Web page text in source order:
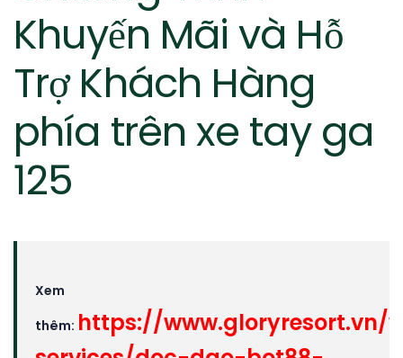
Khuyến Mãi và Hỗ
Trợ Khách Hàng
phía trên xe tay ga
125
Xem
thêm: https://www.gloryresort.vn/